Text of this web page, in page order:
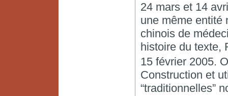
24 mars et 14
une même entité
chinois de
histoire du texte,
15 février 2005.
Construction et
“traditionnelles”